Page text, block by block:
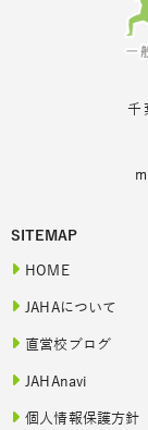
千
SITEMAP
HOME
JAHAについて
直営校ブログ
JAHAnavi
個人情報保護方針